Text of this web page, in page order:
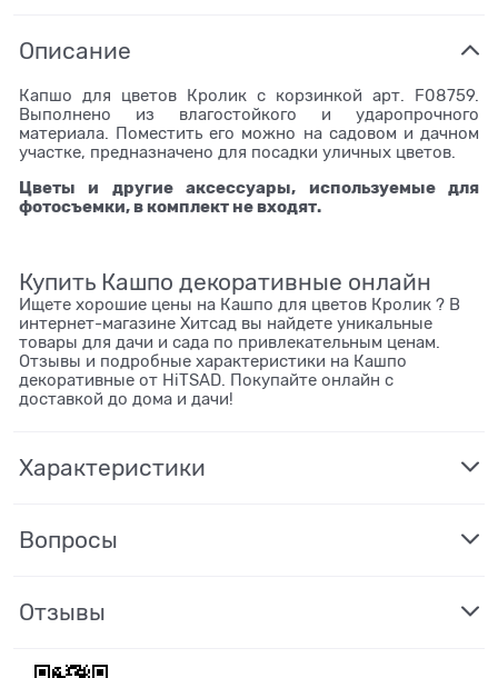
Описание
Капшо для цветов Кролик с корзинкой арт. F08759.
Выполнено из влагостойкого и ударопрочного
материала. Поместить его можно на садовом и дачном
участке, предназначено для посадки уличных цветов.
Цветы и другие аксессуары, используемые для
фотосъемки, в комплект не входят.
Купить Кашпо декоративные онлайн
Ищете хорошие цены на Кашпо для цветов Кролик ? В
интернет-магазине Хитсад вы найдете уникальные
товары для дачи и сада по привлекательным ценам.
Отзывы и подробные характеристики на Кашпо
декоративные от HiTSAD. Покупайте онлайн с
доставкой до дома и дачи!
Характеристики
Вопросы
Отзывы